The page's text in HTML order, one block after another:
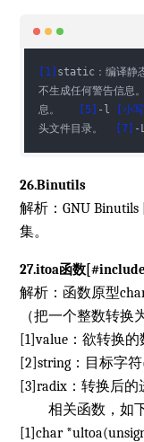
[1] static：编译静
不生成任何警告
息。
[5] -l [小
头文件目录。
[7] -
26.Binutils
解析：GNU
集。
27.itoa函数
解析：函数原型
（把一个整数转换
[1]value：欲转换的
[2]string：目标字符
[3]radix：转换后的
相关函数，如下
[1]char